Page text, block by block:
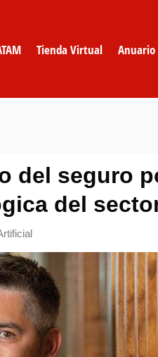
Tienda Virtual
del seguro
del